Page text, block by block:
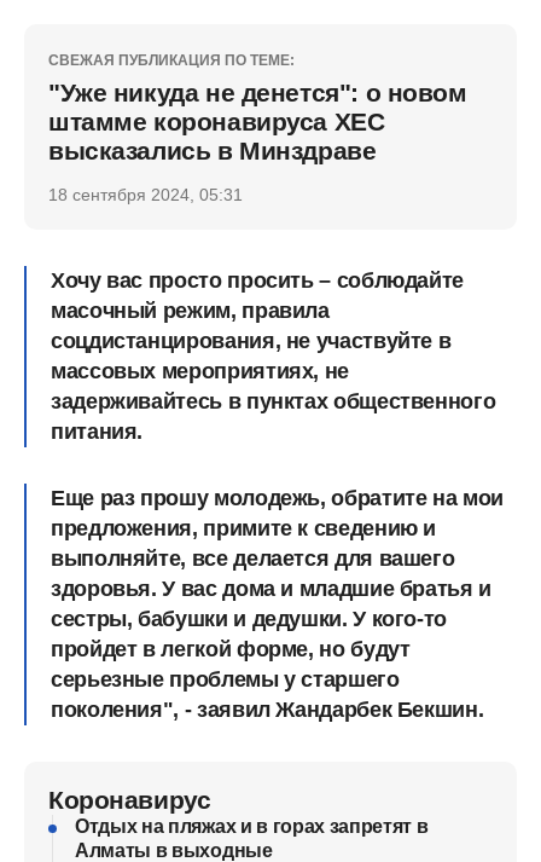
СВЕЖАЯ ПУБЛИКАЦИЯ ПО ТЕМЕ:
"Уже никуда не денется": о новом
штамме коронавируса ХЕС
высказались в Минздраве
18 сентября 2024, 05:31
Хочу вас просто просить – соблюдайте
масочный режим, правила
соцдистанцирования, не участвуйте в
массовых мероприятиях, не
задерживайтесь в пунктах общественного
питания.
Еще раз прошу молодежь, обратите на мои
предложения, примите к сведению и
выполняйте, все делается для вашего
здоровья. У вас дома и младшие братья и
сестры, бабушки и дедушки. У кого-то
пройдет в легкой форме, но будут
серьезные проблемы у старшего
поколения", - заявил Жандарбек Бекшин.
Коронавирус
Отдых на пляжах и в горах запретят в
Алматы в выходные